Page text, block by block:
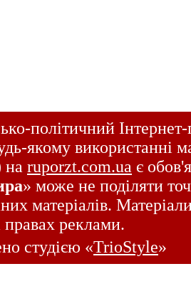
політичний
якому використанні
на ruporzt.com.ua є
» може не поділяти
матеріалів.
правах реклами.
студією «TrioStyle»